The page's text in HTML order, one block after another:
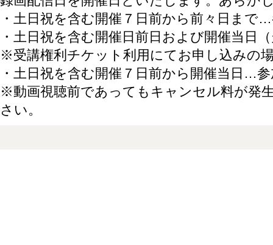
・土日祝を含む開催７日前から前々日まで
・土日祝を含む開催日前日および開催当日
※受講権利チケット利用にてお申し込みの
・土日祝を含む開催７日前から開催当日…
※動画視聴前であってもキャンセル料が発
さい。